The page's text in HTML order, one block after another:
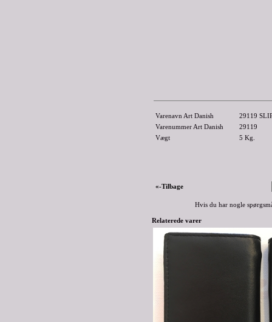
Varenavn Art Danish
29119
Varenummer Art Danish
29119
Vægt
5 Kg.
«-Tilbage
Hvis du har nogle
Relaterede varer